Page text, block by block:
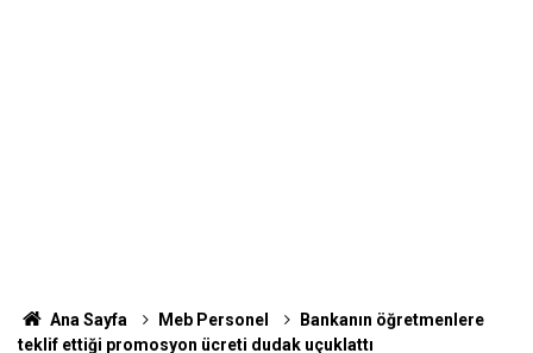
Ana Sayfa Meb Personel
Bankanın öğretmenlere
teklif ettiği promosyon ücreti dudak uçuklattı